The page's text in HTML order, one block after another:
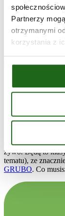
Partnerzy
otrzymanymi
korzystania z
Dodatkowe
najlepszych
to doładowania
miejsce), 50 (2
Te dodatkowe
PubQuizach,
Wrocławiu,
Poznaniu,
Na każdą z tych
online
żywo. Będą to
tematu), ze
GRUBO. Co